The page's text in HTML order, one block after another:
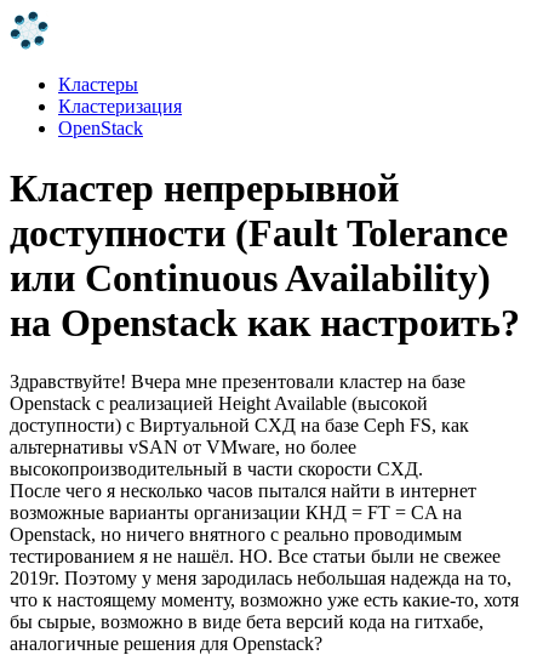
Кластеры
Кластеризация
OpenStack
Кластер непрерывной
доступности (Fault Tolerance
или Continuous Availability)
на Openstack как настроить?
Здравствуйте! Вчера мне презентовали кластер на базе
Openstack с реализацией Height Available (высокой
доступности) с Виртуальной СХД на базе Ceph FS, как
альтернативы vSAN от VMware, но более
высокопроизводительный в части скорости СХД.
После чего я несколько часов пытался найти в интернет
возможные варианты организации КНД = FT = CA на
Openstack, но ничего внятного с реально проводимым
тестированием я не нашёл. НО. Все статьи были не свежее
2019г. Поэтому у меня зародилась небольшая надежда на то,
что к настоящему моменту, возможно уже есть какие-то, хотя
бы сырые, возможно в виде бета версий кода на гитхабе,
аналогичные решения для Openstack?